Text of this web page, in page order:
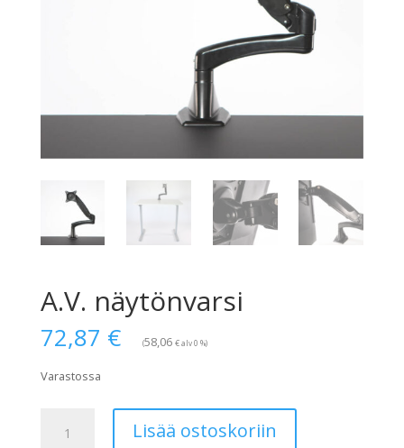
A.V. näytönvarsi
72,87 € (58,06 €alv 0 %)
Varastossa
näytönvarsi
Lisää ostoskoriin